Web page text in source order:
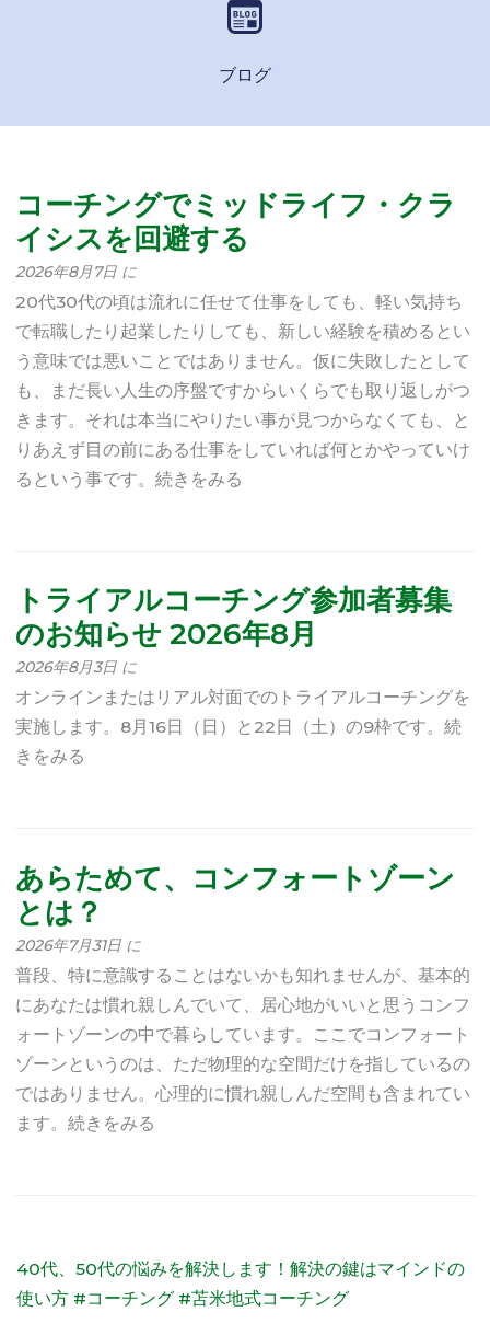
ブログ
コーチングでミッドライフ・クラ
イシスを回避する
2026年8月7日 に
20代30代の頃は流れに任せて仕事をしても、軽い気持ち
で転職したり起業したりしても、新しい経験を積めるとい
う意味では悪いことではありません。仮に失敗したとして
も、まだ長い人生の序盤ですからいくらでも取り返しがつ
きます。それは本当にやりたい事が見つからなくても、と
りあえず目の前にある仕事をしていれば何とかやっていけ
るという事です。続きをみる
トライアルコーチング参加者募集
のお知らせ 2026年8月
2026年8月3日 に
オンラインまたはリアル対面でのトライアルコーチングを
実施します。8月16日（日）と22日（土）の9枠です。続
きをみる
あらためて、コンフォートゾーン
とは？
2026年7月31日 に
普段、特に意識することはないかも知れませんが、基本的
にあなたは慣れ親しんでいて、居心地がいいと思うコンフ
ォートゾーンの中で暮らしています。ここでコンフォート
ゾーンというのは、ただ物理的な空間だけを指しているの
ではありません。心理的に慣れ親しんだ空間も含まれてい
ます。続きをみる
40代、50代の悩みを解決します！解決の鍵はマインドの
使い方 #コーチング #苫米地式コーチング